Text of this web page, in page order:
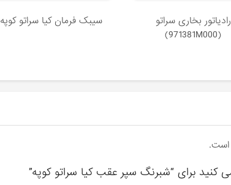
رادياتور بخاری سراتو
(971381M000)
سیبک فرمان کیا سراتو کوپه
است.
کنید برای “شبرنگ سپر عقب کیا سراتو کوپه”